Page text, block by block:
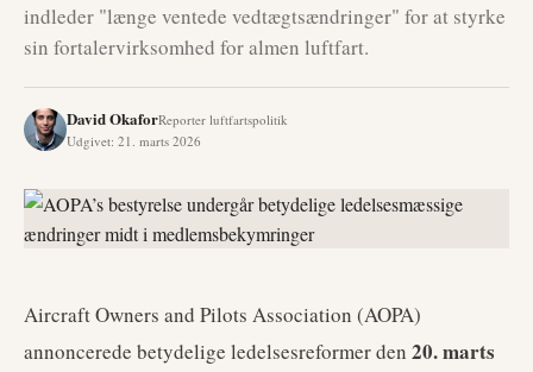
indleder "længe ventede vedtægtsændringer" for at styrke
sin fortalervirksomhed for almen luftfart.
David OkaforReporter luftfartspolitik
Udgivet: 21. marts 2026
Aircraft Owners and Pilots Association (AOPA)
annoncerede betydelige ledelsesreformer den 20. marts